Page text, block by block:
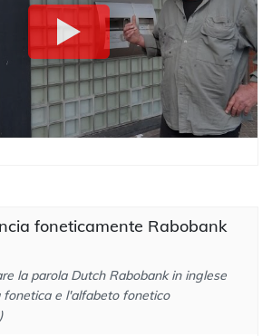
foneticamente Rabobank
la parola Dutch Rabobank in inglese
e l'alfabeto fonetico